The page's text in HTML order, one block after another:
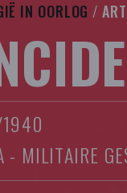
IN OORLOG /
- MILITAIRE